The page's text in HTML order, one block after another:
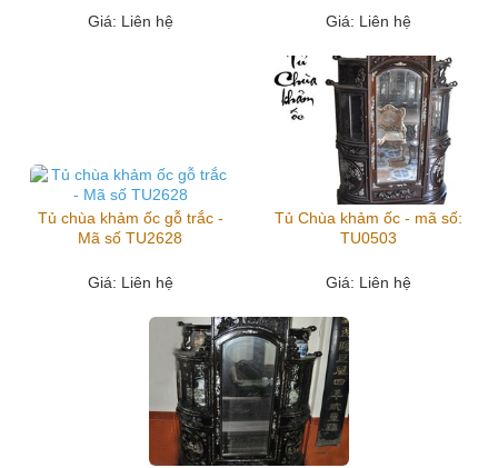
Giá: Liên hệ Giá: Liên hệ
Tủ chùa khảm ốc gỗ trắc -
Mã số TU2628
Giá: Liên hệ
Tủ Chùa khảm ốc - mã số:
TU0503
Giá: Liên hệ